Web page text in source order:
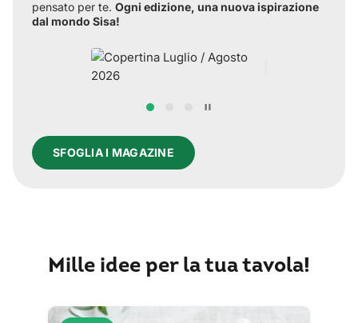
pensato per te. Ogni edizione, una nuova ispirazione
dal mondo Sisa!
SFOGLIA I MAGAZINE
Mille idee per la tua tavola!